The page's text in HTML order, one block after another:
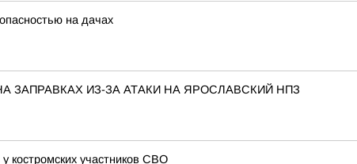
на дачах
ЗАПРАВКАХ ИЗ-ЗА АТАКИ НА ЯРОСЛАВСКИЙ НПЗ
костромских участников СВО